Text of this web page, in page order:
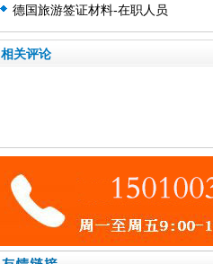
德国旅游签证材料-在职人员
相关评论